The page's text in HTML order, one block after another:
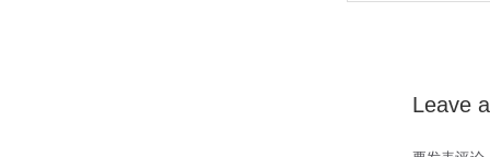
Leave